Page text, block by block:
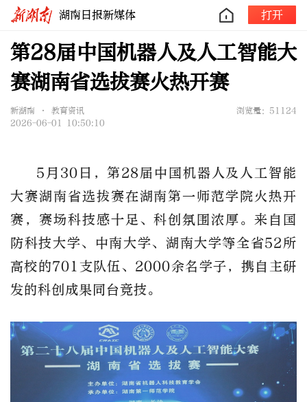
湖南日报新媒体 打开
第28届中国机器人及人工智能大
赛湖南省选拔赛火热开赛
新湖南 • 教育资讯
浏览量：51124
2026-06-01 10:50:10
5 月 30 日，第28届中国机器人及人工智能
大赛湖南省选拔赛在湖南第一师范学院火热开
赛 ， 赛场科技感十足、科创氛围浓厚。来自国
防科技大学、中南大学、湖南大学等全省52所
高校的701 支队伍、 2000余名学子，携自主研
发的科创成果同台竞技。